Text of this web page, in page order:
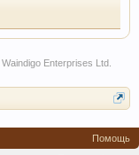
Waindigo Enterprises Ltd.
Помощь